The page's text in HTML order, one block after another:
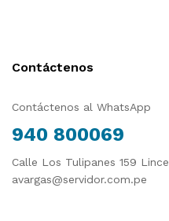
Contáctenos
Contáctenos al WhatsApp
940 800069
Calle Los Tulipanes 159 Lince
avargas@servidor.com.pe